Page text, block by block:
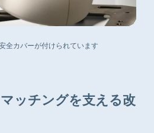
全カバーが付けられています
ッチングを支える改